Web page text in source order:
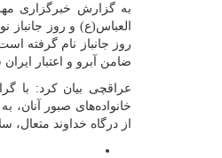
به گزارش خبرگزاری
العباس(ع) و روز
روز جانباز نام گرفته
ضامن آبرو و اعتبار ایران
عراقچی بیان کرد: با
خانواده‌های صبور
از درگاه خداوند متعال،